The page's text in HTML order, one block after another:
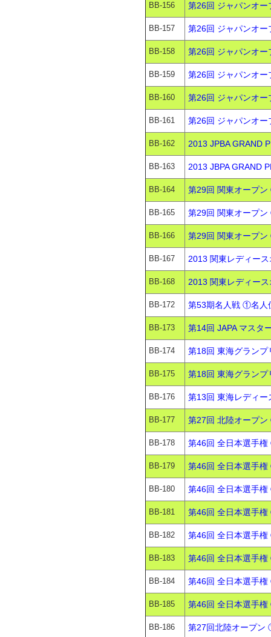
BB-156 第26回 ジャパンオ
BB-157 第26回 ジャパンオ
BB-158 第26回 ジャパンオ
BB-159 第26回 ジャパンオ
BB-160 第26回 ジャパンオ
BB-161 第26回 ジャパンオ
BB-162 2013 JPBA GRAND
BB-163 2013 JBPA GRAND
BB-164 第29回 関東オープ
BB-165 第29回 関東オープ
BB-166 第29回 関東オープ
BB-167 2013 関東レディー
BB-168 2013 関東レディー
BB-172 第53期名人戦 ①名人
BB-173 第14回 JAPA マスタ
BB-174 第18回 東海グラン
BB-175 第18回 東海グラン
BB-176 第13回 東海レディ
BB-177 第27回 北陸オープ
BB-178 第46回 全日本選手
BB-179 第46回 全日本選手
BB-180 第46回 全日本選手
BB-181 第46回 全日本選手
BB-182 第46回 全日本選手
BB-183 第46回 全日本選手
BB-184 第46回 全日本選手
BB-185 第46回 全日本選手
BB-186 第27回北陸オープン